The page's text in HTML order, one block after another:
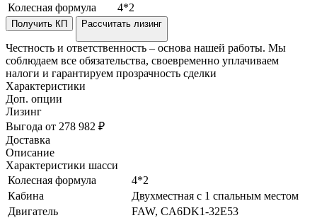
Колесная формула
4*2
Получить КП Рассчитать лизинг
Честность и ответственность – основа нашей работы. Мы
соблюдаем все обязательства, своевременно уплачиваем
налоги и гарантируем прозрачность сделки
Характеристики
Доп. опции
Лизинг
Выгода от 278 982 ₽
Доставка
Описание
Характеристики шасси
Колесная формула
4*2
Кабина
Двухместная с 1 спальным местом
Двигатель
FAW, CA6DK1-32E53